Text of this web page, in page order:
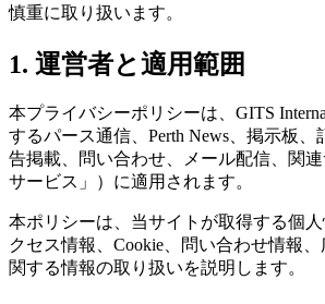
慎重に取り扱います。
1. 運営者と適用範囲
本プライバシーポリシーは、GITS
するパース通信、Perth News、掲示板
告掲載、問い合わせ、メール配信、関
サービス」）に適用されます。
本ポリシーは、当サイトが取得する個
クセス情報、Cookie、問い合わせ情報
関する情報の取り扱いを説明します。